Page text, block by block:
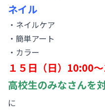
ネイル
・ネイルケア
・簡単アート
・カラー
１５日（日）10:00
高校生のみなさんを
に